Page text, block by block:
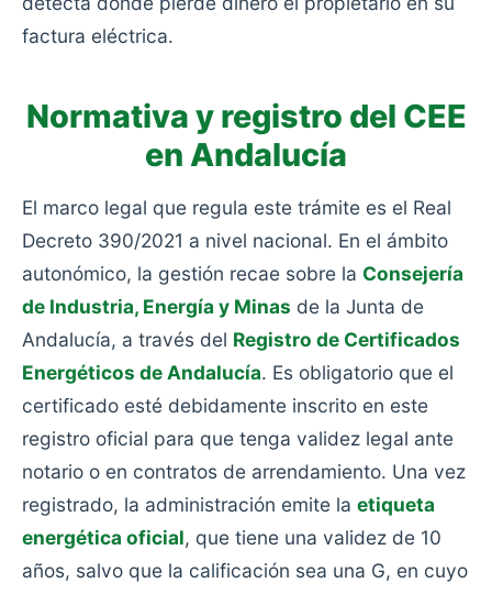
factura eléctrica.
Normativa y registro del CEE
en Andalucía
El marco legal que regula este trámite es el Real
Decreto 390/2021 a nivel nacional. En el ámbito
autonómico, la gestión recae sobre la Consejería
de Industria, Energía y Minas de la Junta de
Andalucía, a través del Registro de Certificados
Energéticos de Andalucía. Es obligatorio que el
certificado esté debidamente inscrito en este
registro oficial para que tenga validez legal ante
notario o en contratos de arrendamiento. Una vez
registrado, la administración emite la etiqueta
energética oficial, que tiene una validez de 10
años, salvo que la calificación sea una G, en cuyo